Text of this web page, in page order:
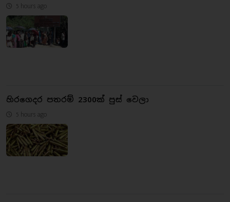
5 hours ago
හිරගෙදර පතරම් 2300ක් පුස් වෙලා
5 hours ago